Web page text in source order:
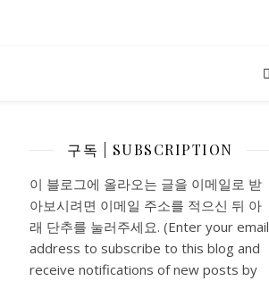
구독 | SUBSCRIPTION
이 블로그에 올라오는 글을 이메일로 받
아보시려면 이메일 주소를 적으신 뒤 아
래 단추를 눌러주세요. (Enter your email
address to subscribe to this blog and
receive notifications of new posts by